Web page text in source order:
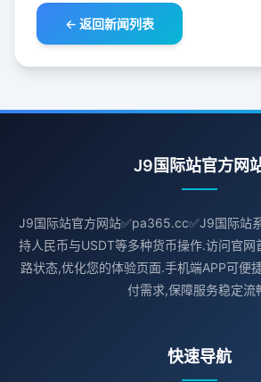
← 返回新闻列表
J9国际站官方网
J9国际站官方网站✅pa365.cc✅J9国际站
持人民币与USDT等多种货币操作.访问官网
路状态,优化您的体验页面.手机端APP可便
付需求,保障服务稳定流
快速导航